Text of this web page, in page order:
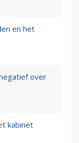
en het
over
kabinet